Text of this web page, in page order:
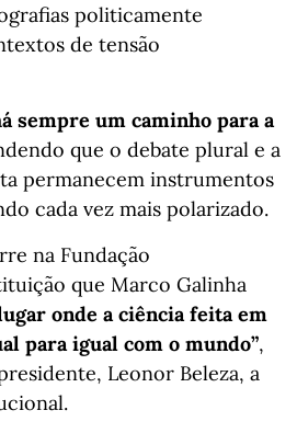
politicamente
de tensão
sempre um caminho para a
que o debate plural e a
permanecem instrumentos
cada vez mais polarizado.
na Fundação
que Marco Galinha
onde a ciência feita em
para igual com o mundo”,
Leonor Beleza, a